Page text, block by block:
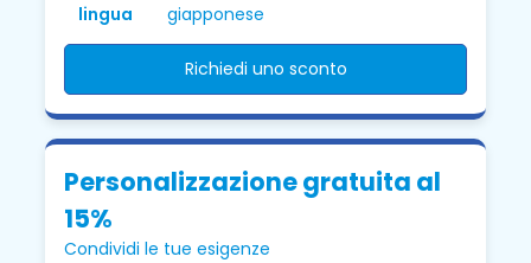
lingua
giapponese
Richiedi uno sconto
Personalizzazione gratuita al
15%
Condividi le tue esigenze